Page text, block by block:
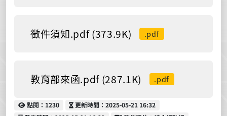
徵件須知.pdf (373.9K) .pdf
教育部來函.pdf (287.1K) .pdf
點閱
點閱：1230 更新時間
更新時間：2025-05-21 16:32